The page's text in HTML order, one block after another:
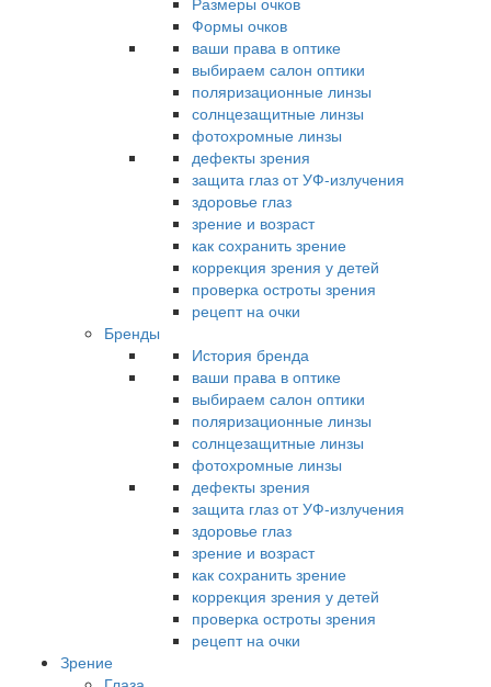
Формы очков
ваши права в оптике
выбираем салон оптики
поляризационные линзы
солнцезащитные линзы
фотохромные линзы
дефекты зрения
защита глаз от УФ-излучения
здоровье глаз
зрение и возраст
как сохранить зрение
коррекция зрения у детей
проверка остроты зрения
рецепт на очки
Бренды
История бренда
ваши права в оптике
выбираем салон оптики
поляризационные линзы
солнцезащитные линзы
фотохромные линзы
дефекты зрения
защита глаз от УФ-излучения
здоровье глаз
зрение и возраст
как сохранить зрение
коррекция зрения у детей
проверка остроты зрения
рецепт на очки
Зрение